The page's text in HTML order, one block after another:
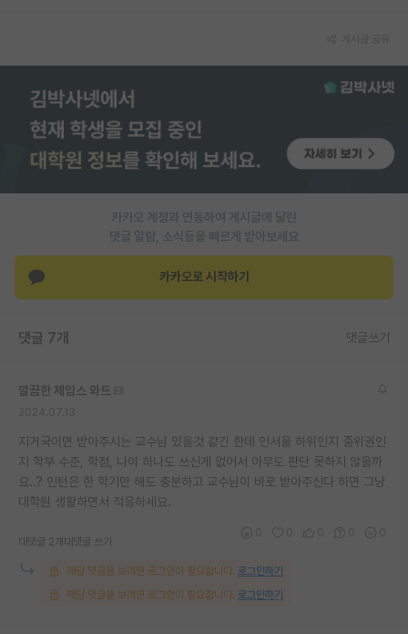
학술 정보 게시판
홍보 게시판
커리어
유학교육
반도체 아카데미
카카오 계정과 연동하여 게시글에 달린
댓글 알람, 소식등을 빠르게 받아보세요
카카오로 시작하기
댓글 7개 댓글쓰기
깔끔한 제임스 와트
지거국이면 받아주시는 교수님 있을것 같긴 한데 인서울 하위인지 중위권인
지 학부 수준, 학점, 나이 하나도 쓰신게 없어서 아무도 판단 못하지 않을까
요..? 인턴은 한 학기만 해도 충분하고 교수님이 바로 받아주신다 하면 그냥
대학원 생활하면서 적응하세요.
대댓글 2개 대댓글 쓰기
해당 댓글을 보려면 로그인이 필요합니다. 로그인하기
해당 댓글을 보려면 로그인이 필요합니다. 로그인하기